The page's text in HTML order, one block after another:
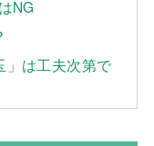
NG
」は工夫次第で